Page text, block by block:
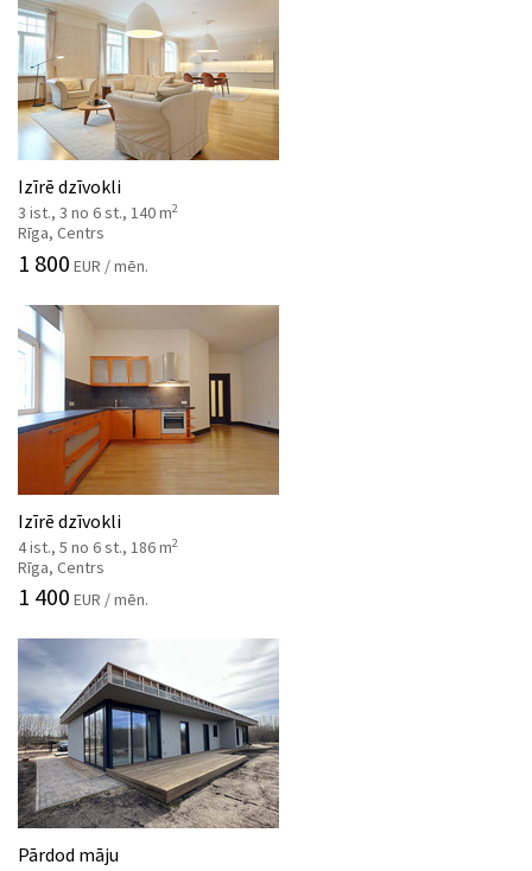
Izīrē dzīvokli
3 ist., 3 no 6 st., 140 m2
Rīga, Centrs
1 800 EUR / mēn.
Izīrē dzīvokli
4 ist., 5 no 6 st., 186 m2
Rīga, Centrs
1 400 EUR / mēn.
Pārdod māju